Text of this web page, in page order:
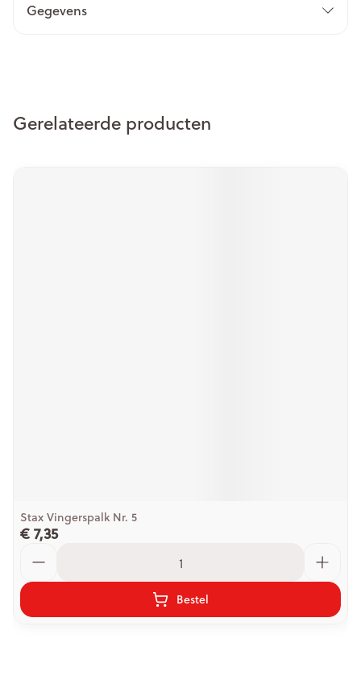
Gegevens
Gerelateerde producten
Stax Vingerspalk Nr. 5
€ 7,35
Bestel